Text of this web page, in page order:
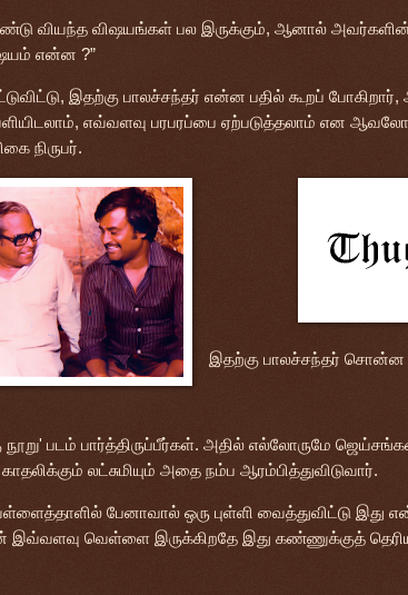
வியந்த விஷயங்கள் பல இருக்கும், ஆனால் அவர்களின்
என்ன ?”
இதற்கு பாலச்சந்தர் என்ன பதில் கூறப்
எவ்வளவு பரபரப்பை ஏற்படுத்தலாம் என
நிருபர்.
இதற்கு பாலச்சந்தர் சொன்ன
நூறு' படம் பார்த்திருப்பீர்கள். அதில் எல்லோருமே
லட்சுமியும் அதை நம்ப ஆரம்பித்துவிடுவார்.
பேனாவால் ஒரு புள்ளி வைத்துவிட்டு இது
இவ்வளவு வெள்ளை இருக்கிறதே இது கண்ணுக்குத்